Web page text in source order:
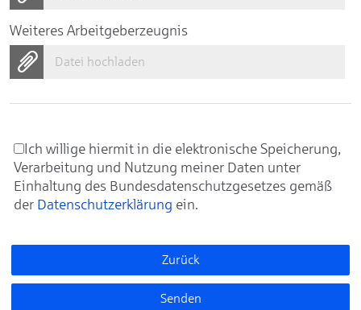
Weiteres Arbeitgeberzeugnis
Datei hochladen
Ich willige hiermit in die elektronische Speicherung,
Verarbeitung und Nutzung meiner Daten unter
Einhaltung des Bundesdatenschutzgesetzes gemäß
der Datenschutzerklärung ein.
Zurück
Senden